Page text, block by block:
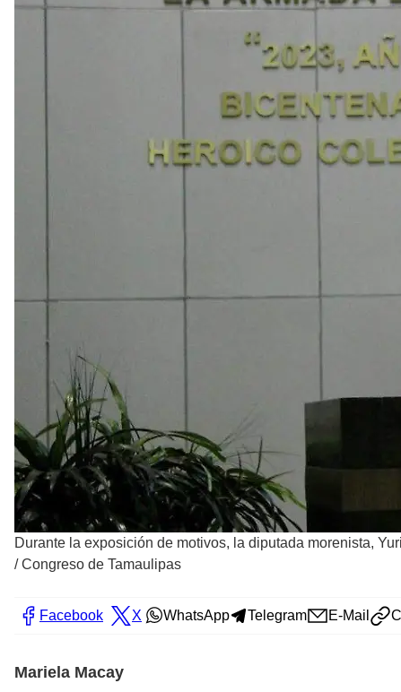
Durante la exposición de motivos, la diputada morenista,
/Congreso de Tamaulipas
Facebook X WhatsApp Telegram E-Mail
Mariela Macay